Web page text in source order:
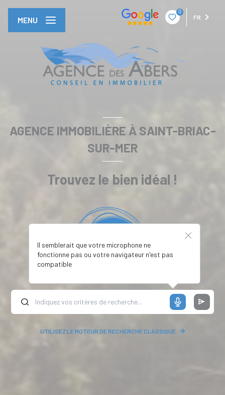
0
FR
MENU
AGENCE IMMOBILIÈRE À SAINT-BRIAC-
SUR-MER
Trouvez le bien idéal !
Il semblerait que votre microphone ne
fonctionne pas ou votre navigateur n'est pas
compatible
UTILISEZ LE MOTEUR DE RECHERCHE CLASSIQUE